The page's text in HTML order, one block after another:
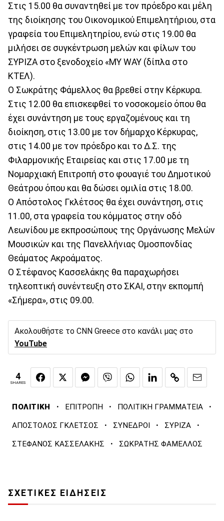
Στις 15.00 θα συναντηθεί με τον πρόεδρο και μέλη
της διοίκησης του Οικονομικού Επιμελητήριου, στα
γραφεία του Επιμελητηρίου, ενώ στις 19.00 θα
μιλήσει σε συγκέντρωση μελών και φίλων του
ΣΥΡΙΖΑ στο ξενοδοχείο «MY WAY (δίπλα στο
ΚΤΕΛ).
Ο Σωκράτης Φάμελλος θα βρεθεί στην Κέρκυρα.
Στις 12.00 θα επισκεφθεί το νοσοκομείο όπου θα
έχει συνάντηση με τους εργαζομένους και τη
διοίκηση, στις 13.00 με τον δήμαρχο Κέρκυρας,
στις 14.00 με τον πρόεδρο και το Δ.Σ. της
Φιλαρμονικής Εταιρείας και στις 17.00 με τη
Νομαρχιακή Επιτροπή στο φουαγιέ του Δημοτικού
Θεάτρου όπου και θα δώσει ομιλία στις 18.00.
Ο Απόστολος Γκλέτσος θα έχει συνάντηση, στις
11.00, στα γραφεία του κόμματος στην οδό
Λεωνίδου με εκπροσώπους της Οργάνωσης Μελών
Μουσικών και της Πανελλήνιας Ομοσπονδίας
Θεάματος Ακροάματος.
Ο Στέφανος Κασσελάκης θα παραχωρήσει
τηλεοπτική συνέντευξη στο ΣΚΑΙ, στην εκπομπή
«Σήμερα», στις 09.00.
Ακολουθήστε το CNN Greece στο κανάλι μας στο
YouTube
4
SHARES
ΠΟΛΙΤΙΚΗ · ΕΠΙΤΡΟΠΗ · ΠΟΛΙΤΙΚΗ ΓΡΑΜΜΑΤΕΙΑ ·
ΑΠΟΣΤΟΛΟΣ ΓΚΛΕΤΣΟΣ · ΣΥΝΕΔΡΟΙ · ΣΥΡΙΖΑ ·
ΣΤΕΦΑΝΟΣ ΚΑΣΣΕΛΑΚΗΣ · ΣΩΚΡΑΤΗΣ ΦΑΜΕΛΛΟΣ
ΣΧΕΤΙΚΕΣ ΕΙΔΗΣΕΙΣ